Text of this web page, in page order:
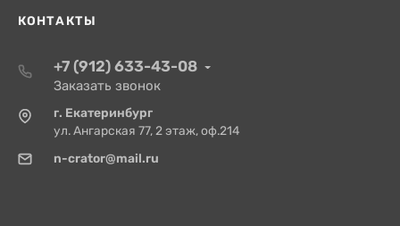
КОНТАКТЫ
+7 (912) 633-43-08
Заказать звонок
г. Екатеринбург
ул. Ангарская 77, 2 этаж, оф.214
n-crator@mail.ru